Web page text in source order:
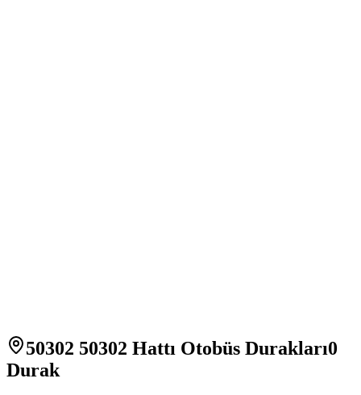
50302 50302 Hattı Otobüs Durakları0
Durak